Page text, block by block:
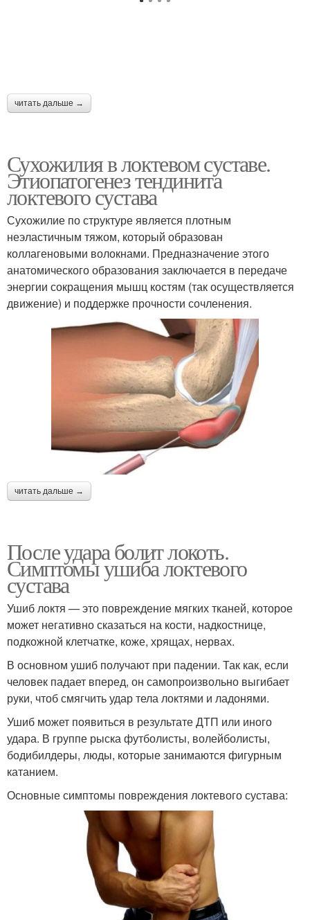
читать дальше →
Сухожилия в локтевом суставе.
Этиопатогенез тендинита
локтевого сустава
Сухожилие по структуре является плотным
неэластичным тяжом, который образован
коллагеновыми волокнами. Предназначение этого
анатомического образования заключается в передаче
энергии сокращения мышц костям (так осуществляется
движение) и поддержке прочности сочленения.
читать дальше →
После удара болит локоть.
Симптомы ушиба локтевого
сустава
Ушиб локтя — это повреждение мягких тканей, которое
может негативно сказаться на кости, надкостнице,
подкожной клетчатке, коже, хрящах, нервах.
В основном ушиб получают при падении. Так как, если
человек падает вперед, он самопроизвольно выгибает
руки, чтоб смягчить удар тела локтями и ладонями.
Ушиб может появиться в результате ДТП или иного
удара. В группе рыска футболисты, волейболисты,
бодибилдеры, люды, которые занимаются фигурным
катанием.
Основные симптомы повреждения локтевого сустава: